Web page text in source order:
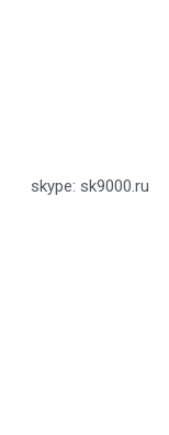
skype: sk9000.ru